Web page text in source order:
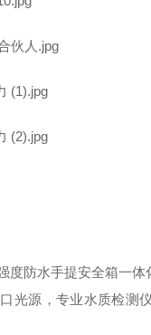
防水手提安全箱一
光源，专业水质检测